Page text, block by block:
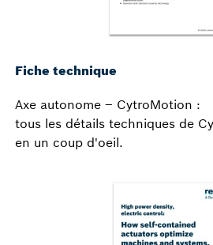
Fiche technique
Axe autonome – CytroMotion :
tous les détails techniques de
en un coup d'oeil.